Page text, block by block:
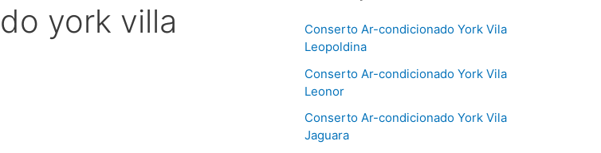
york villa
Conserto Ar-condicionado York Vila
Leopoldina
Conserto Ar-condicionado York Vila
Leonor
Conserto Ar-condicionado York Vila
Jaguara